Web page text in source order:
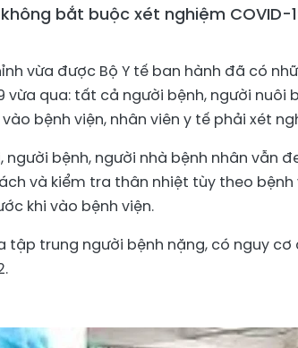
bắt buộc xét nghiệm
vừa được Bộ Y tế ban hành đã có
vừa qua: tất cả người bệnh, người nuôi
vào bệnh viện, nhân viên y tế phải xét
người bệnh, người nhà bệnh nhân vẫn
và kiểm tra thân nhiệt tùy theo
khi vào bệnh viện.
tập trung người bệnh nặng, có nguy